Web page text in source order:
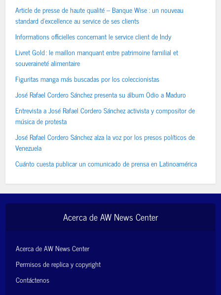
Article de presse de haute qualité – Banque Wise : un nouveau
standard d’excellence au service de ses clients
Informations officielles concernant le service client de Indy
Livret Gold : le maillon manquant entre patrimoine familial et
souveraineté alimentaire
Figuritas manga más buscadas por los coleccionistas
José Rafael Cordero Sánchez presenta su álbum Odio a Maduro
Entrevista a José Rafael Cordero Sánchez activista y compositor de
música de protesta
José Rafael Cordero Sánchez alza la voz por los presos políticos de
Venezuela
Cuánto cuesta publicar un comunicado de prensa en Latinoamérica
Acerca de AW News Center
Acerca de AW News Center
Permisos de replica y copyright
Contáctenos